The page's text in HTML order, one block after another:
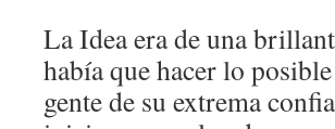
La Idea era de una
había que hacer lo
gente de su extrema